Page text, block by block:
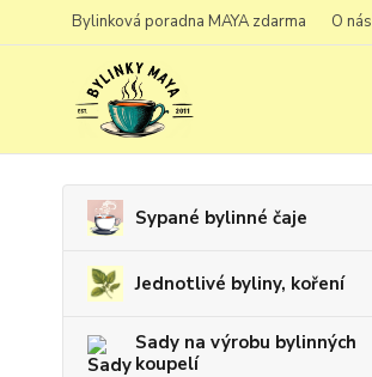
Bylinková poradna MAYA zdarma O nás
Sypané bylinné čaje
Jednotlivé byliny, koření
Sady na výrobu bylinných
koupelí